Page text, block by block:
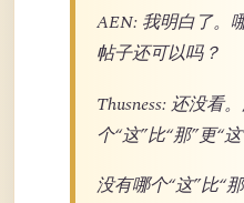
AEN: 我明白了。
帖子还可以吗？
Thusness: 还没看
个“这”比“那”更“
没有哪个“这”比“那